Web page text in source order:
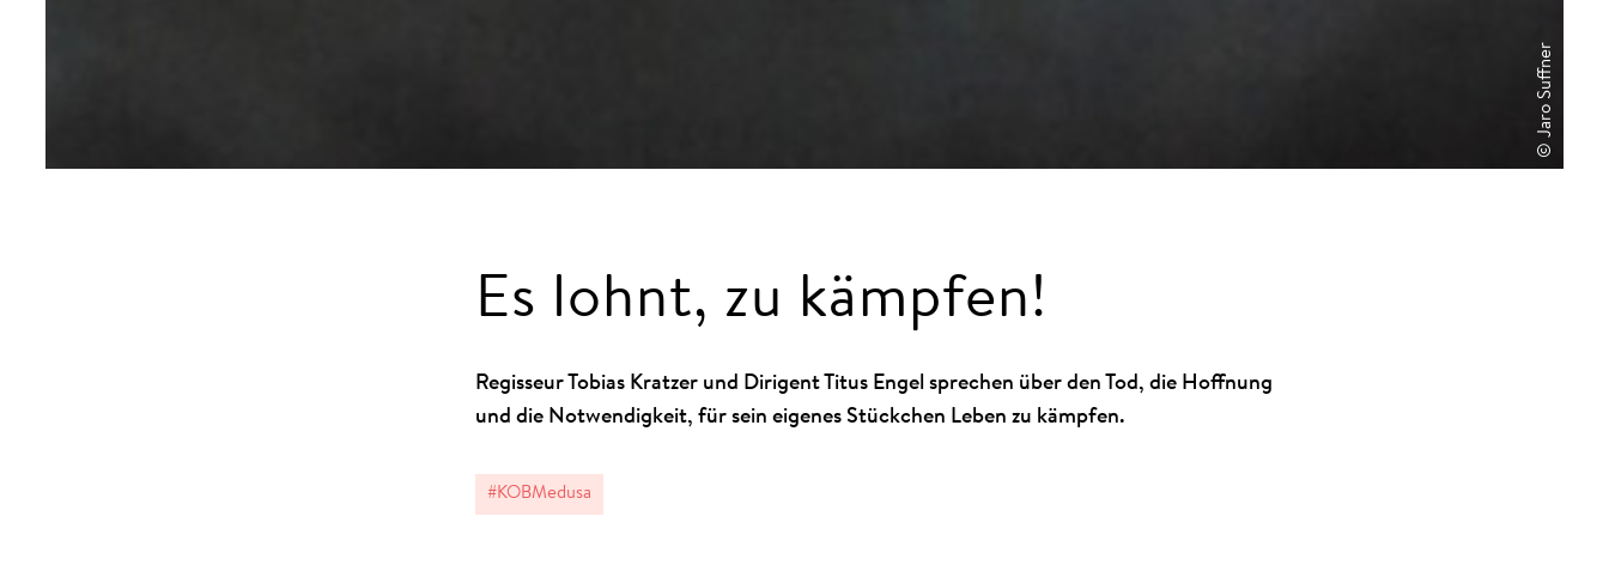
© Jaro Suffner
Es lohnt, zu kämpfen!
Regisseur Tobias Kratzer und Dirigent Titus Engel sprechen über den Tod, die Hoffnung
und die Notwendigkeit, für sein eigenes Stückchen Leben zu kämpfen.
#KOBMedusa